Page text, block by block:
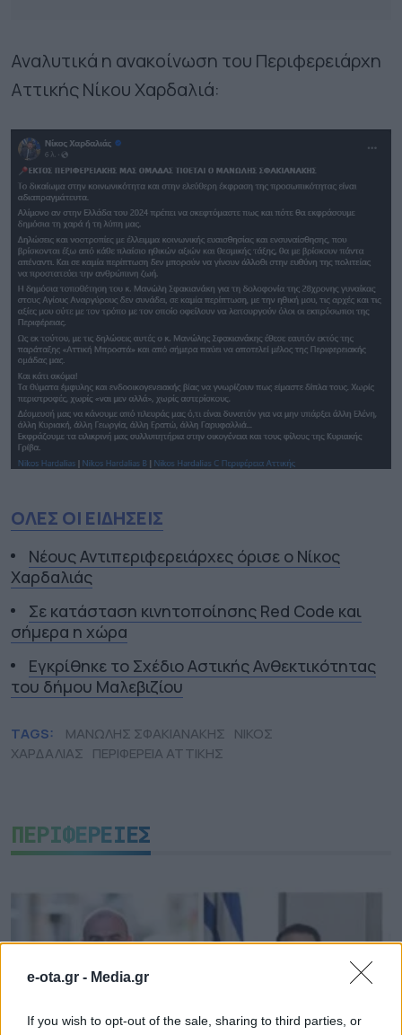
e-ota.gr - Media.gr
If you wish to opt-out of the sale, sharing to third parties, or
Αναλυτικά η ανακοίνωση του Περιφερειάρχη
Αττικής Νίκου Χαρδαλιά:
ΟΛΕΣ ΟΙ ΕΙΔΗΣΕΙΣ
Νέους Αντιπεριφερειάρχες όρισε ο Νίκος
Χαρδαλιάς
Σε κατάσταση κινητοποίησης Red Code και
σήμερα η χώρα
Εγκρίθηκε το Σχέδιο Αστικής Ανθεκτικότητας
του δήμου Μαλεβιζίου
TAGS: ΜΑΝΩΛΗΣ ΣΦΑΚΙΑΝΑΚΗΣ ΝΙΚΟΣ
ΧΑΡΔΑΛΙΑΣ ΠΕΡΙΦΕΡΕΙΑ ΑΤΤΙΚΗΣ
ΠΕΡΙΦΕΡΕΙΕΣ